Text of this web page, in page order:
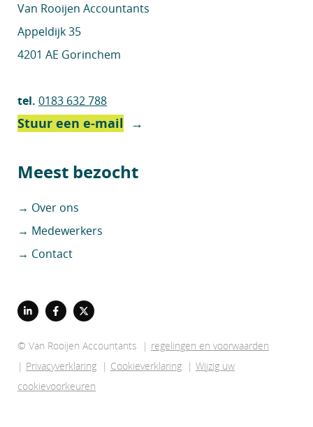
Van Rooijen Accountants
Appeldijk 35
4201 AE Gorinchem
tel. 0183 632 788
Stuur een e-mail →
Meest bezocht
→ Over ons
→ Medewerkers
→ Contact
© Van Rooijen Accountants | regelingen en voorwaarden
| Privacyverklaring | Cookieverklaring | Wijzig uw
cookievoorkeuren